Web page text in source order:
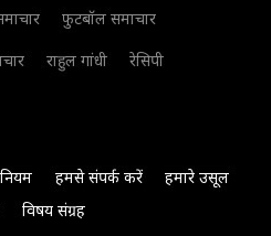
फुटबॉल समाचार
राहुल गांधी
रेसिपी
नियम हमसे संपर्क करें
हमारे उसूल
विषय संग्रह